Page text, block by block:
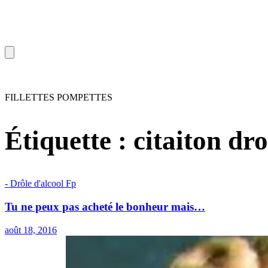
FILLETTES POMPETTES
Étiquette : citaiton
- Drôle d'alcool Fp
Tu ne peux pas acheté le bonheur mais…
août 18, 2016